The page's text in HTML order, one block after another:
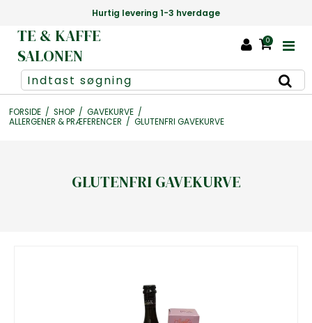
Hurtig levering 1-3 hverdage
TE & KAFFE
SALONEN
0
FORSIDE / SHOP / GAVEKURVE /
ALLERGENER & PRÆFERENCER / GLUTENFRI GAVEKURVE
GLUTENFRI GAVEKURVE